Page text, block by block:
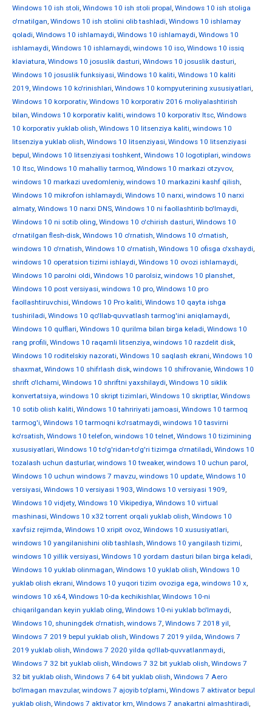
Windows 10 ish stoli, Windows 10 ish stoli propal, Windows 10 ish stoliga
o'rnatilgan, Windows 10 ish stolini olib tashladi, Windows 10 ishlamay
qoladi, Windows 10 ishlamaydi, Windows 10 ishlamaydi, Windows 10
ishlamaydi, Windows 10 ishlamaydi, windows 10 iso, Windows 10 issiq
klaviatura, Windows 10 josuslik dasturi, Windows 10 josuslik dasturi,
Windows 10 josuslik funksiyasi, Windows 10 kaliti, Windows 10 kaliti
2019, Windows 10 ko'rinishlari, Windows 10 kompyuterining xususiyatlari,
Windows 10 korporativ, Windows 10 korporativ 2016 moliyalashtirish
bilan, Windows 10 korporativ kaliti, windows 10 korporativ ltsc, Windows
10 korporativ yuklab olish, Windows 10 litsenziya kaliti, windows 10
litsenziya yuklab olish, Windows 10 litsenziyasi, Windows 10 litsenziyasi
bepul, Windows 10 litsenziyasi toshkent, Windows 10 logotiplari, windows
10 ltsc, Windows 10 mahalliy tarmoq, Windows 10 markazi otzyvov,
windows 10 markazi uvedomleniy, windows 10 markazini kashf qilish,
Windows 10 mikrofon ishlamaydi, Windows 10 narxi, windows 10 narxi
almaty, Windows 10 narxi DNS, Windows 10 ni faollashtirib bo'lmaydi,
Windows 10 ni sotib oling, Windows 10 o'chirish dasturi, Windows 10
o'rnatilgan flesh-disk, Windows 10 o'rnatish, Windows 10 o'rnatish,
windows 10 o'rnatish, Windows 10 o'rnatish, Windows 10 ofisga o'xshaydi,
windows 10 operatsion tizimi ishlaydi, Windows 10 ovozi ishlamaydi,
Windows 10 parolni oldi, Windows 10 parolsiz, windows 10 planshet,
Windows 10 post versiyasi, windows 10 pro, Windows 10 pro
faollashtiruvchisi, Windows 10 Pro kaliti, Windows 10 qayta ishga
tushiriladi, Windows 10 qo'llab-quvvatlash tarmog'ini aniqlamaydi,
Windows 10 qulflari, Windows 10 qurilma bilan birga keladi, Windows 10
rang profili, Windows 10 raqamli litsenziya, windows 10 razdelit disk,
Windows 10 roditelskiy nazorati, Windows 10 saqlash ekrani, Windows 10
shaxmat, Windows 10 shifrlash disk, windows 10 shifrovanie, Windows 10
shrift o'lchami, Windows 10 shriftni yaxshilaydi, Windows 10 siklik
konvertatsiya, windows 10 skript tizimlari, Windows 10 skriptlar, Windows
10 sotib olish kaliti, Windows 10 tahririyati jamoasi, Windows 10 tarmoq
tarmog'i, Windows 10 tarmoqni ko'rsatmaydi, windows 10 tasvirni
ko'rsatish, Windows 10 telefon, windows 10 telnet, Windows 10 tizimining
xususiyatlari, Windows 10 to'g'ridan-to'g'ri tizimga o'rnatiladi, Windows 10
tozalash uchun dasturlar, windows 10 tweaker, windows 10 uchun parol,
Windows 10 uchun windows 7 mavzu, windows 10 update, Windows 10
versiyasi, Windows 10 versiyasi 1903, Windows 10 versiyasi 1909,
Windows 10 vidjety, Windows 10 Vikipediya, Windows 10 virtual
mashinasi, Windows 10 x32 torrent orqali yuklab olish, Windows 10
xavfsiz rejimda, Windows 10 xripit ovoz, Windows 10 xususiyatlari,
windows 10 yangilanishini olib tashlash, Windows 10 yangilash tizimi,
windows 10 yillik versiyasi, Windows 10 yordam dasturi bilan birga keladi,
Windows 10 yuklab olinmagan, Windows 10 yuklab olish, Windows 10
yuklab olish ekrani, Windows 10 yuqori tizim ovoziga ega, windows 10 х,
windows 10 х64, Windows 10-da kechikishlar, Windows 10-ni
chiqarilgandan keyin yuklab oling, Windows 10-ni yuklab bo'lmaydi,
Windows 10, shuningdek o'rnatish, windows 7, Windows 7 2018 yil,
Windows 7 2019 bepul yuklab olish, Windows 7 2019 yilda, Windows 7
2019 yuklab olish, Windows 7 2020 yilda qo'llab-quvvatlanmaydi,
Windows 7 32 bit yuklab olish, Windows 7 32 bit yuklab olish, Windows 7
32 bit yuklab olish, Windows 7 64 bit yuklab olish, Windows 7 Aero
bo'lmagan mavzular, windows 7 ajoyib to'plami, Windows 7 aktivator bepul
yuklab olish, Windows 7 aktivator km, Windows 7 anakartni almashtiradi,